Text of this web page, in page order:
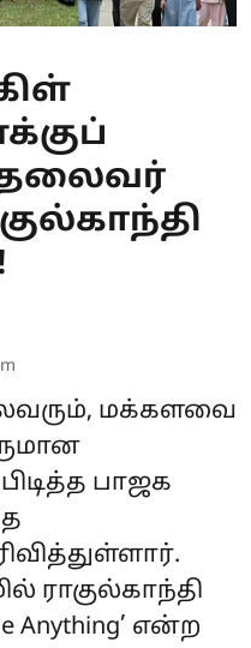
தலைவர்
மக்களவை
பாஜக
ராகுல்காந்தி
Anything’ என்ற